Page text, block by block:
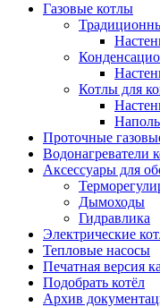
Газовые котлы
Котлы для
Проточные
Водонагреватели
Аксессуары для
Дымоходы
Гидравлика
Электрические
Тепловые насосы
Печатная версия
Подобрать котёл
Архив